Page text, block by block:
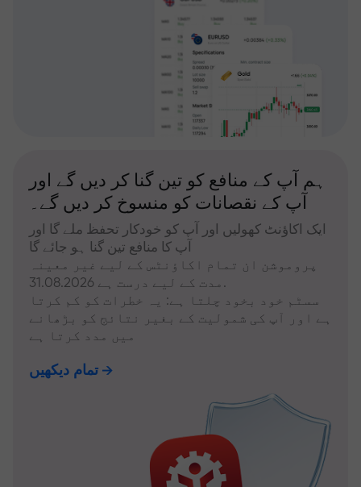
ہم آپ کے منافع کو تین گنا کر دیں گے اور
آپ کے نقصانات کو منسوخ کر دیں گے۔
ایک اکاؤنٹ کھولیں اور آپ کو خودکار تحفظ ملے گا اور
آپ کا منافع تین گنا ہو جائے گا
پروموشن ان تمام اکاؤنٹس کے لیے غیر معینہ
مدت کے لیے درست ہے 31.08.2026.
سسٹم خود بخود چلتا ہے: یہ خطرات کو کم کرتا
ہے اور آپ کی شمولیت کے بغیر نتائج کو بڑھانے
میں مدد کرتا ہے
تمام دیکھیں